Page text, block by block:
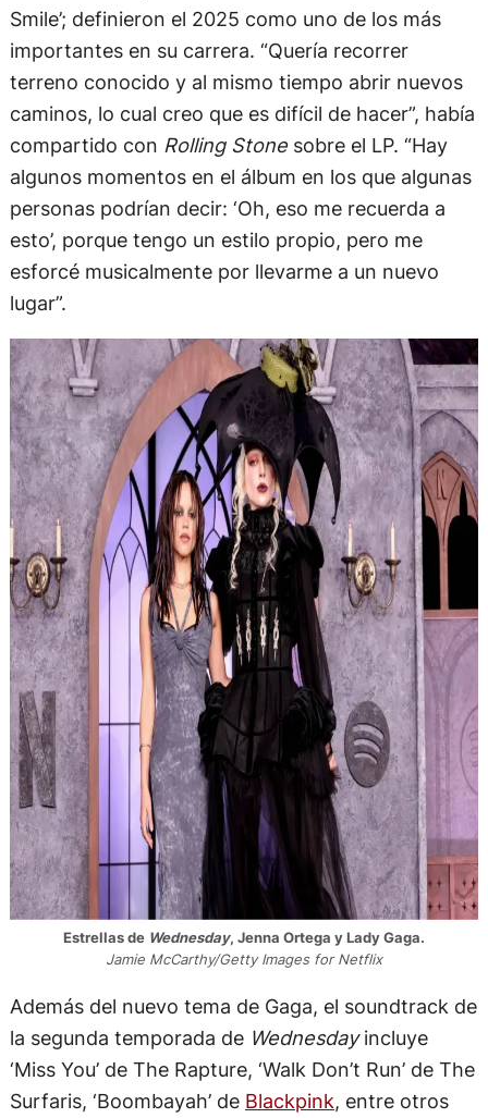
Smile’; definieron el 2025 como uno de los más
importantes en su carrera. “Quería recorrer
terreno conocido y al mismo tiempo abrir nuevos
caminos, lo cual creo que es difícil de hacer”, había
compartido con Rolling Stonesobre el LP. “Hay
algunos momentos en el álbum en los que algunas
personas podrían decir: ‘Oh, eso me recuerda a
esto’, porque tengo un estilo propio, pero me
esforcé musicalmente por llevarme a un nuevo
lugar”.
Estrellas de Wednesday, Jenna Ortega y Lady Gaga.
Jamie McCarthy/Getty Images for Netflix
Además del nuevo tema de Gaga, el soundtrack de
la segunda temporada de Wednesdayincluye
‘Miss You’ de The Rapture, ‘Walk Don’t Run’ de The
Surfaris, ‘Boombayah’ de Blackpink, entre otros